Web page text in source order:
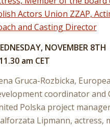
Actors Union ZZAP,
and Casting Director
NOVEMBER
am CET
Gruca-Rozbicka,
coordinator and
Polska project
Lipmann, actress,